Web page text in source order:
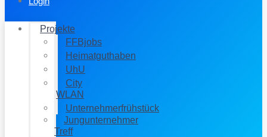
Projekte
FFBjobs
Heimatguthaben
UhU
City
WLAN
Unternehmerfrühstück
Jungunternehmer
Treff